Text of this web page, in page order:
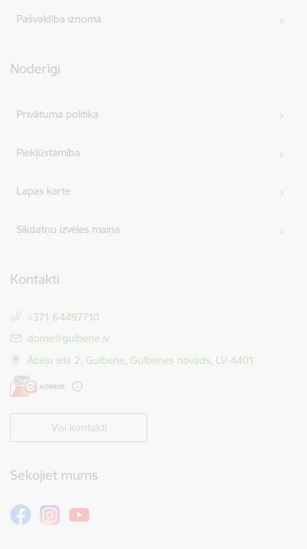
Pašvaldība iznomā
Noderīgi
Privātuma politika
Piekļūstamība
Lapas karte
Sīkdatņu izvēles maiņa
Kontakti
+371 64497710
E-pasts:
dome@gulbene.lv
Ābeļu iela 2, Gulbene, Gulbenes novads, LV-4401
Visi kontakti
Sekojiet mums